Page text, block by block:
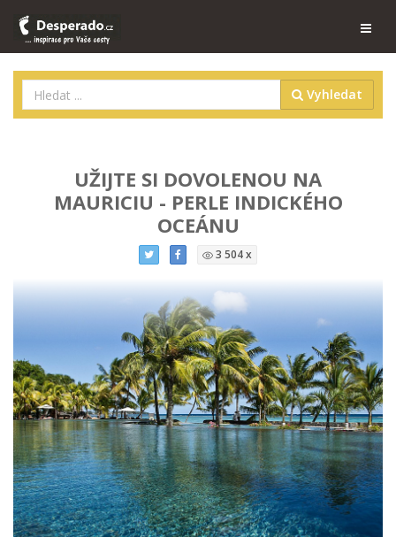
Vyhledat
UŽIJTE SI DOVOLENOU NA
MAURICIU - PERLE INDICKÉHO
OCEÁNU
3 504 x